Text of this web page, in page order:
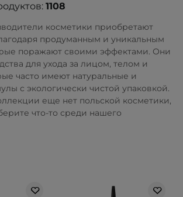
1108
косметики приобретают
продуманным и уникальным
поражают своими эффектами. Они
для ухода за лицом, телом и
часто имеют натуральные и
с экологически чистой упаковкой.
еще нет польской косметики,
что-то среди нашего